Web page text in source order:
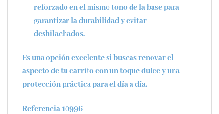
reforzado en el mismo tono de la base para
garantizar la durabilidad y evitar
deshilachados.
Es una opción excelente si buscas renovar el
aspecto de tu carrito con un toque dulce y una
protección práctica para el día a día.
Referencia 10996